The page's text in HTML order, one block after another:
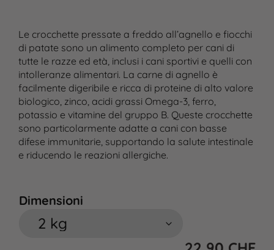
Le crocchette pressate a freddo all’agnello e fiocchi
di patate sono un alimento completo per cani di
tutte le razze ed età, inclusi i cani sportivi e quelli con
intolleranze alimentari. La carne di agnello è
facilmente digeribile e ricca di proteine di alto valore
biologico, zinco, acidi grassi Omega-3, ferro,
potassio e vitamine del gruppo B. Queste crocchette
sono particolarmente adatte a cani con basse
difese immunitarie, supportando la salute intestinale
e riducendo le reazioni allergiche.
Dimensioni